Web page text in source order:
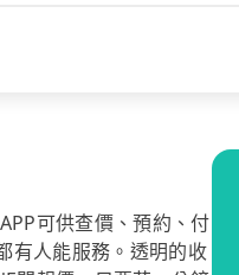
可供查價、預約、付
有人能服務。透明的收